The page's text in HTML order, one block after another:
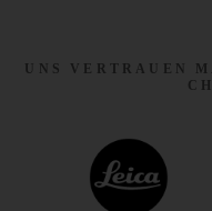
UNS VERTRAUEN